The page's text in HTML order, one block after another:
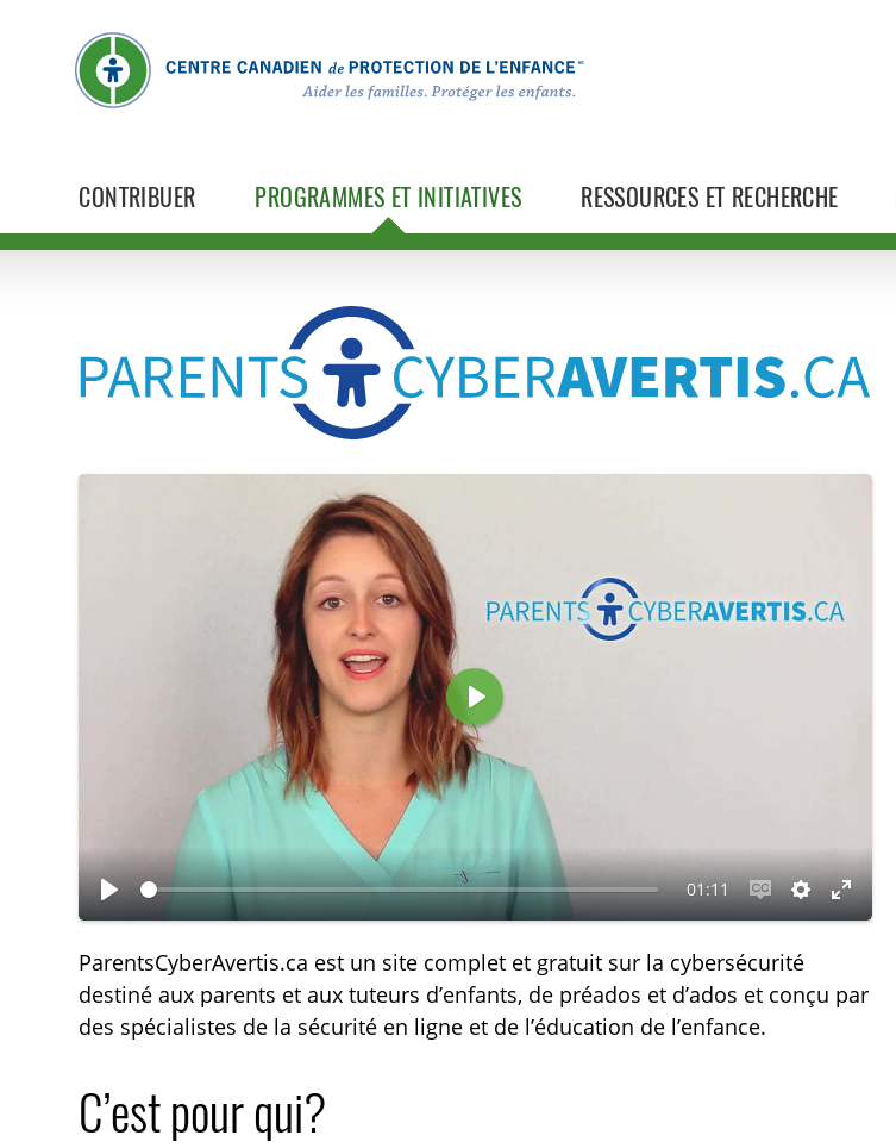
CONTRIBUER PROGRAMMES ET INITIATIVES RESSOURCES ET RECHERCHE
ParentsCyberAvertis.ca
L
i
r
e
01:11
M
e
t
t
R
é
g
M
d
L
i
ParentsCyberAvertis.ca est un site complet et gratuit sur la cybersécurité
destiné aux parents et aux tuteurs d’enfants, de préados et d’ados et conçu par
des spécialistes de la sécurité en ligne et de l’éducation de l’enfance.
C’est pour qui?